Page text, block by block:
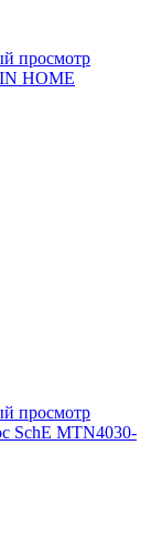
просмотр
HOME
просмотр
SchE MTN4030-